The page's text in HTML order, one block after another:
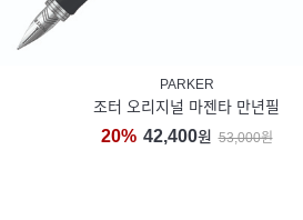
PARKER
조터 오리지널 마젠타 만년필
20% 42,400원 53,000원